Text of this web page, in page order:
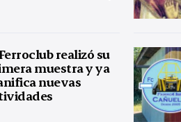
realizó su
muestra y ya
nuevas